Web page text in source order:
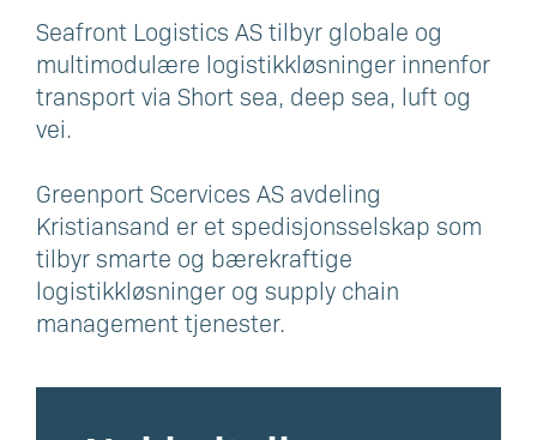
Seafront Logistics AS tilbyr globale og
multimodulære logistikkløsninger innenfor
transport via Short sea, deep sea, luft og
vei.
Greenport Scervices AS avdeling
Kristiansand er et spedisjonsselskap som
tilbyr smarte og bærekraftige
logistikkløsninger og supply chain
management tjenester.